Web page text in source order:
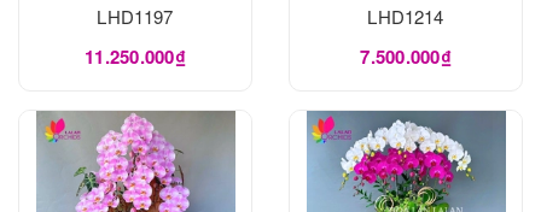
LHD1197
11.250.000₫
LHD1214
7.500.000₫